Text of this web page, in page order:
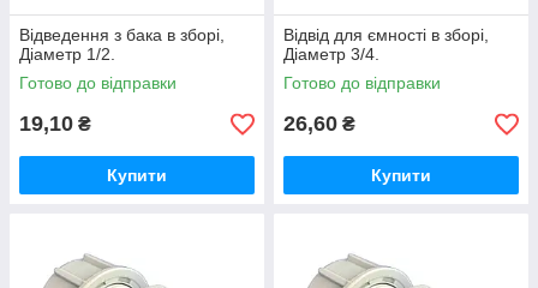
Відведення з бака в зборі,
Діаметр 1/2.
Готово до відправки
19,10 ₴
Купити
Відвід для ємності в зборі,
Діаметр 3/4.
Готово до відправки
26,60 ₴
Купити